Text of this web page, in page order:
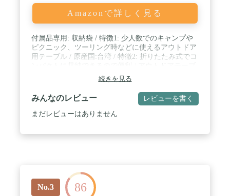
Amazonで詳しく見る
付属品専用: 収納袋 / 特徴1: 少人数でのキャンプや
ピクニック、ツーリング時などに使えるアウトドア
用テーブル / 原産国:台湾 / 特徴2: 折りたたみ式でコ
ル(アルミロールテーブル / 折りたたみ式 ) / 材質: 甲
板/アルミニウム(表面加工/アルマイト)、脚部/鉄(エ
ポキシ樹脂塗装) / 耐荷重: 30kg / 本体重量: 約700g /
サイズ(mm): 幅400×奥行290×高さ120 / 収納時(mm):
幅60×奥行400×高さ70 / 持ち運びに便利な専用キャ
続きを見る
みんなのレビュー レビューを書く
まだレビューはありません
No.3 86